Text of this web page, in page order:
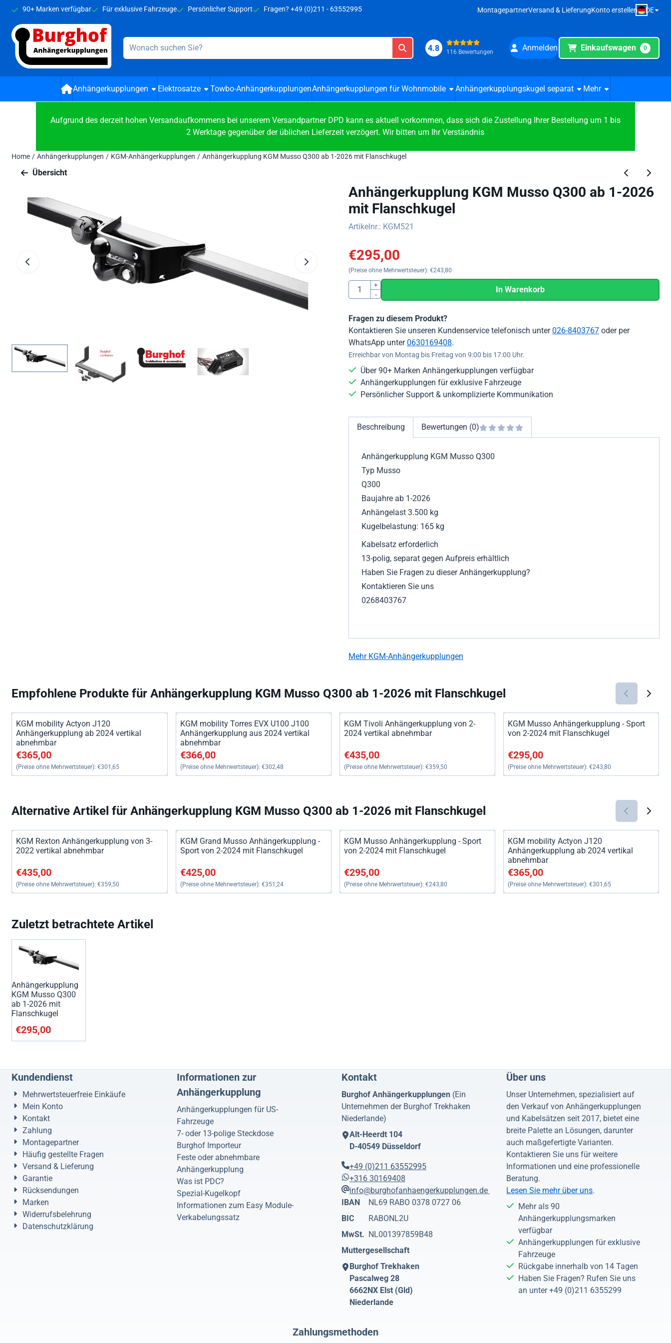
Cookie-Einstellungen verfügbar. Einstellungen wählen oder alle Cookies zulassen.
90+ Marken verfügbar Für exklusive Fahrzeuge Persönlicher Support Fragen? +49 (0)211 - 63552995 MontagepartnerVersand & LieferungKonto erstellen DE
Suche
4.8 116 Bewertungen Anmelden Einkaufswagen 0
Anhängerkupplungen Elektrosatze Towbo-AnhängerkupplungenAnhängerkupplungen für Wohnmobile Anhängerkupplungskugel separat Mehr
Aufgrund des derzeit hohen Versandaufkommens bei unserem Versandpartner DPD kann es aktuell vorkommen, dass sich die Zustellung Ihrer Bestellung um 1 bis
2 Werktage gegenüber der üblichen Lieferzeit verzögert. Wir bitten um Ihr Verständnis
Home / Anhängerkupplungen / KGM-Anhängerkupplungen / Anhängerkupplung KGM Musso Q300 ab 1-2026 mit Flanschkugel
Übersicht
Anhängerkupplung KGM Musso Q300 ab 1-2026
mit Flanschkugel
Artikelnr.: KGM521
€295,00
(Preise ohne Mehrwertsteuer): €243,80
Anzahl
+
-
In Warenkorb
Fragen zu diesem Produkt?
Kontaktieren Sie unseren Kundenservice telefonisch unter026-8403767oder per
WhatsApp unter0630169408.
Erreichbar von Montag bis Freitag von 9:00 bis 17:00 Uhr.
Über 90+ Marken Anhängerkupplungen verfügbar
Anhängerkupplungen für exklusive Fahrzeuge
Persönlicher Support & unkomplizierte Kommunikation
Beschreibung Bewertungen (0)
Anhängerkupplung KGM Musso Q300
Typ Musso
Q300
Baujahre ab 1-2026
Anhängelast 3.500 kg
Kugelbelastung: 165 kg
Kabelsatz erforderlich
13-polig, separat gegen Aufpreis erhältlich
Haben Sie Fragen zu dieser Anhängerkupplung?
Kontaktieren Sie uns
0268403767
Mehr KGM-Anhängerkupplungen
Empfohlene Produkte fürAnhängerkupplung KGM Musso Q300 ab 1-2026 mit Flanschkugel
KGM mobility Actyon J120
Anhängerkupplung ab 2024 vertikal
abnehmbar
Preis: 365,00, ohne MwSt.: 301,65
€365,00
(Preise ohne Mehrwertsteuer): €301,65
KGM mobility Torres EVX U100 J100
Anhängerkupplung aus 2024 vertikal
abnehmbar
Preis: 366,00, ohne MwSt.: 302,48
€366,00
(Preise ohne Mehrwertsteuer): €302,48
KGM Tivoli Anhängerkupplung von 2-
2024 vertikal abnehmbar
Preis: 435,00, ohne MwSt.: 359,50
€435,00
(Preise ohne Mehrwertsteuer): €359,50
KGM Musso Anhängerkupplung - Sport
von 2-2024 mit Flanschkugel
Preis: 295,00, ohne MwSt.: 243,80
€295,00
(Preise ohne Mehrwertsteuer): €243,80
Alternative Artikel fürAnhängerkupplung KGM Musso Q300 ab 1-2026 mit Flanschkugel
KGM Rexton Anhängerkupplung von 3-
2022 vertikal abnehmbar
Preis: 435,00, ohne MwSt.: 359,50
€435,00
(Preise ohne Mehrwertsteuer): €359,50
KGM Grand Musso Anhängerkupplung -
Sport von 2-2024 mit Flanschkugel
Preis: 425,00, ohne MwSt.: 351,24
€425,00
(Preise ohne Mehrwertsteuer): €351,24
KGM Musso Anhängerkupplung - Sport
von 2-2024 mit Flanschkugel
Preis: 295,00, ohne MwSt.: 243,80
€295,00
(Preise ohne Mehrwertsteuer): €243,80
KGM mobility Actyon J120
Anhängerkupplung ab 2024 vertikal
abnehmbar
Preis: 365,00, ohne MwSt.: 301,65
€365,00
(Preise ohne Mehrwertsteuer): €301,65
Zuletzt betrachtete Artikel
Anhängerkupplung
KGM Musso Q300
ab 1-2026 mit
Flanschkugel
€295,00
Kundendienst
Mehrwertsteuerfreie Einkäufe
Mein Konto
Kontakt
Zahlung
Montagepartner
Häufig gestellte Fragen
Versand & Lieferung
Garantie
Rücksendungen
Marken
Widerrufsbelehrung
Datenschutzklärung
Informationen zur
Anhängerkupplung
Anhängerkupplungen für US-
Fahrzeuge
7- oder 13-polige Steckdose
Burghof Importeur
Feste oder abnehmbare
Anhängerkupplung
Was ist PDC?
Spezial-Kugelkopf
Informationen zum Easy Module-
Verkabelungssatz
Kontakt
Burghof Anhängerkupplungen(Ein
Unternehmen der Burghof Trekhaken
Niederlande)
Alt-Heerdt 104
D-40549 Düsseldorf
+49 (0)211 63552995
+316 30169408
info@burghofanhaengerkupplungen.de
IBAN
NL69 RABO 0378 0727 06
BIC
RABONL2U
MwSt. NL001397859B48
Muttergesellschaft
Burghof Trekhaken
Pascalweg 28
6662NX Elst (Gld)
Niederlande
Über uns
Unser Unternehmen, spezialisiert auf
den Verkauf von Anhängerkupplungen
und Kabelsätzen seit 2017, bietet eine
breite Palette an Lösungen, darunter
auch maßgefertigte Varianten.
Kontaktieren Sie uns für weitere
Informationen und eine professionelle
Beratung.
Lesen Sie mehr über uns.
Mehr als 90
Anhängerkupplungsmarken
verfügbar
Anhängerkupplungen für exklusive
Fahrzeuge
Rückgabe innerhalb von 14 Tagen
Haben Sie Fragen? Rufen Sie uns
an unter +49 (0)211 6355299
Zahlungsmethoden